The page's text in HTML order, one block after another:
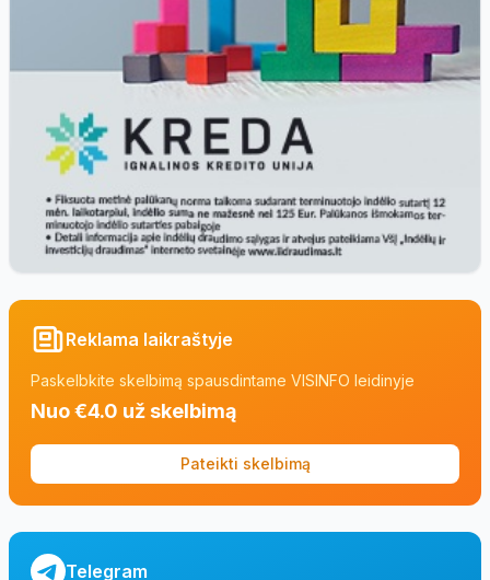
Reklama laikraštyje
Paskelbkite skelbimą spausdintame VISINFO leidinyje
Nuo €4.0 už skelbimą
Pateikti skelbimą
Telegram